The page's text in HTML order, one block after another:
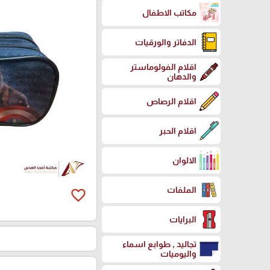
مكاتب الاطفال
الدفاتر والورقيات
اقلام الفولوماستر
والدهان
اقلام الرصاص
اقلام الحبر
الالوان
الملفات
البرايات
تجاليد , طوابع اسماء
واليوميات
favorite_border